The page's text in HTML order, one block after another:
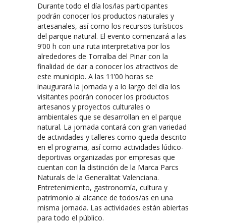
Durante todo el día los/las participantes
podrán conocer los productos naturales y
artesanales, así como los recursos turísticos
del parque natural. El evento comenzará a las
9’00 h con una ruta interpretativa por los
alrededores de Torralba del Pinar con la
finalidad de dar a conocer los atractivos de
este municipio. A las 11’00 horas se
inaugurará la jornada y a lo largo del día los
visitantes podrán conocer los productos
artesanos y proyectos culturales o
ambientales que se desarrollan en el parque
natural. La jornada contará con gran variedad
de actividades y talleres como queda descrito
en el programa, así como actividades lúdico-
deportivas organizadas por empresas que
cuentan con la distinción de la Marca Parcs
Naturals de la Generalitat Valenciana.
Entretenimiento, gastronomía, cultura y
patrimonio al alcance de todos/as en una
misma jornada. Las actividades están abiertas
para todo el público.